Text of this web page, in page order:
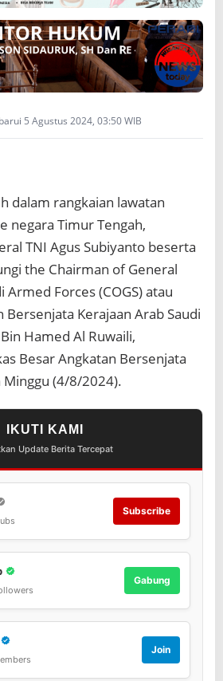
5 Agustus 2024, 03:50 WIB
dalam rangkaian lawatan
negara Timur Tengah,
TNI Agus Subiyanto beserta
the Chairman of General
Armed Forces (COGS) atau
Bersenjata Kerajaan Arab Saudi
Hamed Al Ruwaili,
Besar Angkatan Bersenjata
Minggu (4/8/2024).
IKUTI KAMI
Update Berita Tercepat
Subscribe
Gabung
Join